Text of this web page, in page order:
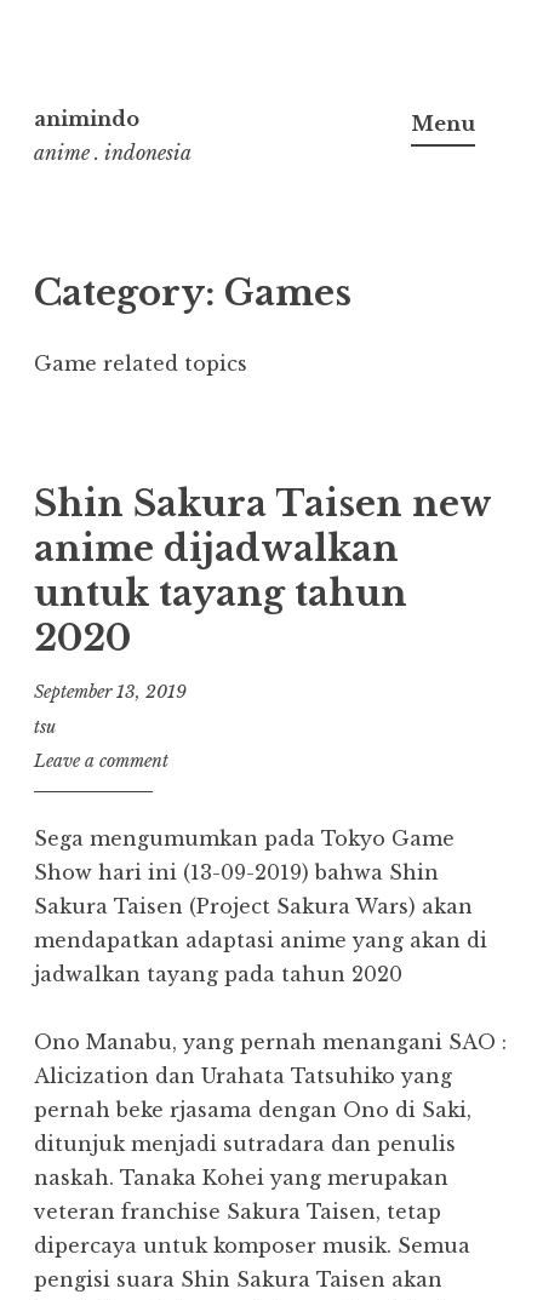
to
content
animindo
anime . indonesia
Menu
Category: Games
Game related topics
Shin Sakura Taisen new
anime dijadwalkan
untuk tayang tahun
2020
September 13, 2019
tsu
Leave a comment
Sega mengumumkan pada Tokyo Game
Show hari ini (13-09-2019) bahwa Shin
Sakura Taisen (Project Sakura Wars) akan
mendapatkan adaptasi anime yang akan di
jadwalkan tayang pada tahun 2020
Ono Manabu, yang pernah menangani SAO :
Alicization dan Urahata Tatsuhiko yang
pernah beke rjasama dengan Ono di Saki,
ditunjuk menjadi sutradara dan penulis
naskah. Tanaka Kohei yang merupakan
veteran franchise Sakura Taisen, tetap
dipercaya untuk komposer musik. Semua
pengisi suara Shin Sakura Taisen akan